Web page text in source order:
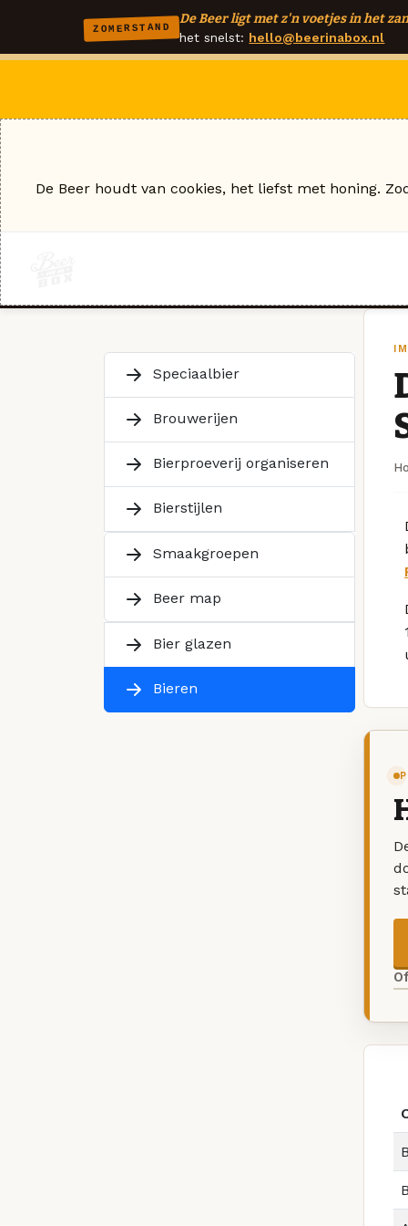
ZOMERSTAND
De Beer ligt met z'n voetjes in het
het snelst: hello@beerinabox.nl
Speciaalbier
Brouwerijen
Bierproeverij organiseren
Bierstijlen
Smaakgroepen
Beer map
Bier glazen
Bieren
De Beer houdt van cookies, het liefst met honing.